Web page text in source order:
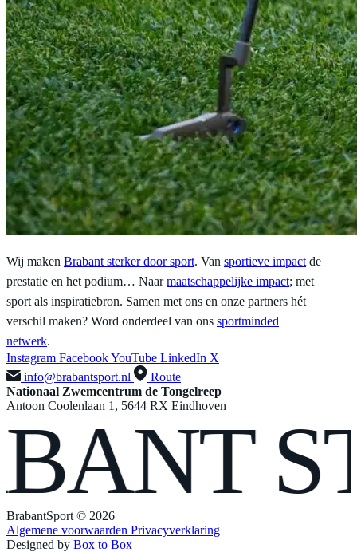
Wij maken Brabant sterker door sport. Van sportieve impact de
prestatie en het podium… Naarmaatschappelijke impact; met
sport als inspiratiebron. Samen met ons en onze partners hét
verschil maken? Word onderdeel van ons sportminded
netwerk.
Instagram FacebookYouTube LinkedIn X
info@brabantsport.nl
Route
Nationaal Zwemcentrum de Tongelreep
Antoon Coolenlaan 1, 5644 RX Eindhoven
BrabantSport © 2026
Algemene voorwaarden Privacyverklaring
Designed by Box to Box